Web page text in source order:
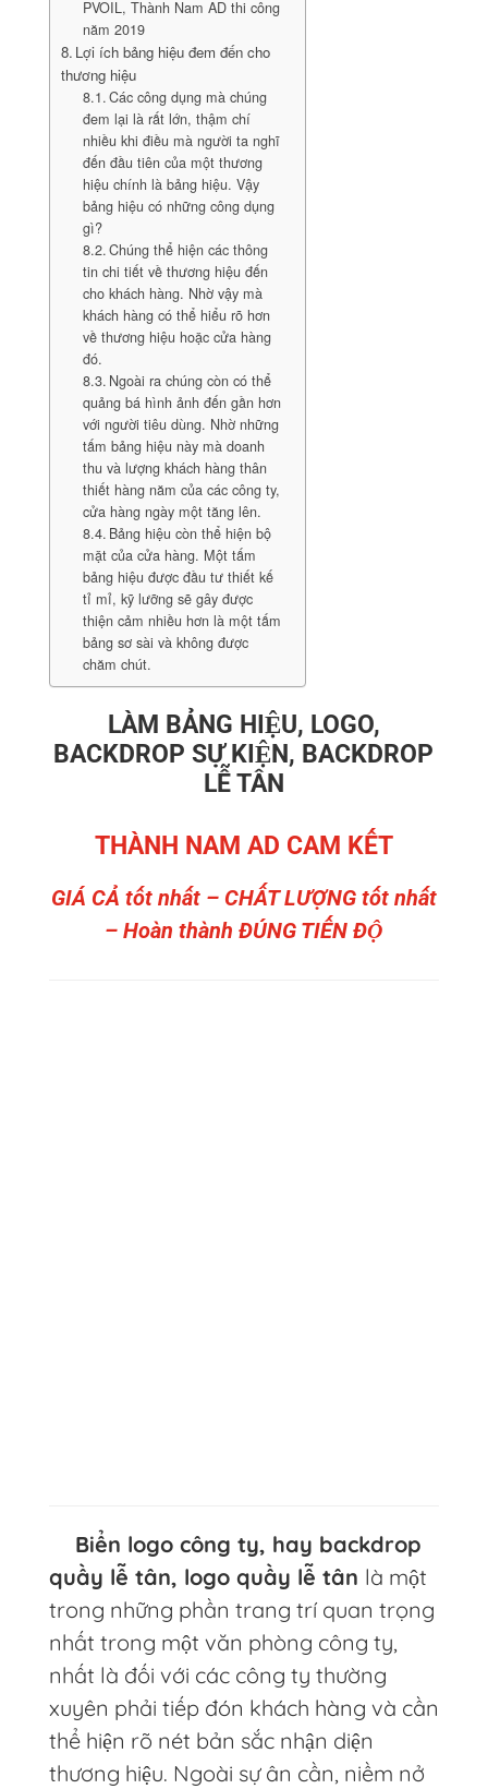
PVOIL, Thành Nam AD thi công
năm 2019
Lợi ích bảng hiệu đem đến cho
thương hiệu
Các công dụng mà chúng
đem lại là rất lớn, thậm chí
nhiều khi điều mà người ta nghĩ
đến đầu tiên của một thương
hiệu chính là bảng hiệu. Vậy
bảng hiệu có những công dụng
gì?
Chúng thể hiện các thông
tin chi tiết về thương hiệu đến
cho khách hàng. Nhờ vậy mà
khách hàng có thể hiểu rõ hơn
về thương hiệu hoặc cửa hàng
đó.
Ngoài ra chúng còn có thể
quảng bá hình ảnh đến gần hơn
với người tiêu dùng. Nhờ những
tấm bảng hiệu này mà doanh
thu và lượng khách hàng thân
thiết hàng năm của các công ty,
cửa hàng ngày một tăng lên.
Bảng hiệu còn thể hiện bộ
mặt của cửa hàng. Một tấm
bảng hiệu được đầu tư thiết kế
tỉ mỉ, kỹ lưỡng sẽ gây được
thiện cảm nhiều hơn là một tấm
bảng sơ sài và không được
chăm chút.
LÀM BẢNG HIỆU, LOGO,
BACKDROP SỰ KIỆN, BACKDROP
LỄ TÂN
THÀNH NAM AD CAM KẾT
GIÁ CẢ tốt nhất – CHẤT LƯỢNG tốt nhất
– Hoàn thành ĐÚNG TIẾN ĐỘ
Biển logo công ty, hay backdrop
quầy lễ tân, logo quầy lễ tân là một
trong những phần trang trí quan trọng
nhất trong một văn phòng công ty,
nhất là đối với các công ty thường
xuyên phải tiếp đón khách hàng và cần
thể hiện rõ nét bản sắc nhận diện
thương hiệu. Ngoài sự ân cần, niềm nở